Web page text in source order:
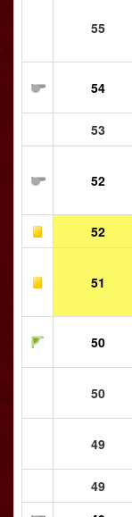
55
54
53
52
52
51
50
50
49
49